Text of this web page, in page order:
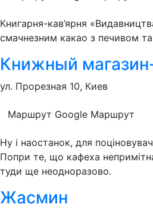
Книгарня-кав’ярня
смачнезним какао з печивом та
Книжный
ул. Прорезная 10, Киев
Маршрут Google Маршрут
Ну і наостанок, для
Попри те, що кафеха
туди ще неодноразово.
Жасмин